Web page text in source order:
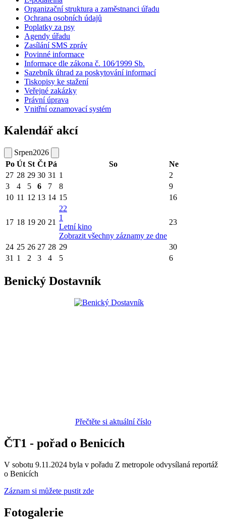
Organizační struktura a zaměstnanci úřadu
Ochrana osobních údajů
Poplatky za psy
Agendy úřadu
Zasílání SMS zpráv
Povinné informace
Informace dle zákona č. 106⁄1999 Sb.
Sazebník úhrad za poskytování informací
Tiskopisy ke stažení
Veřejné zakázky
Právní úprava
Vnitřní oznamovací systém
Kalendář akcí
Srpen2026
Po Út St Čt Pá So
Ne
27 28 29 30 31 1
2
3
4 5 6 7 8
9
10 11 12 13 14 15 16
17 18 19 20 21
22
1
Letní kino
Zobrazit všechny záznamy ze dne
23
24 25 26 27 28 29
30
31 1 2 3 4 5 6
Benický Dostavník
Přečtěte si aktuální číslo
ČT1 - pořad o Benicích
V sobotu 9.11.2024 byla v pořadu Z metropole odvysílaná reportáž
o Benicích
Záznam si můžete pustit zde
Fotogalerie